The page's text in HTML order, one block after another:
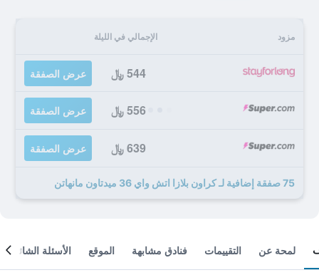
مزود الإجمالي في الليلة
544 ﷼ عرض الصفقة
556 ﷼ عرض الصفقة
639 ﷼ عرض الصفقة
75 صفقة إضافية لـ كراون بلازا اتش واي 36 ميدتاون مانهاتن
لمحة عن التقييمات فنادق مشابهة الموقع الأسئلة الشائعة